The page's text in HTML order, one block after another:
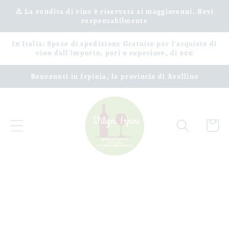
Vai
direttamente
⚠️ La vendita di vino è riservata ai maggiorenni. Bevi
responsabilmente
In Italia: Spese di spedizione Gratuite per l'acquisto di
vino dall'importo, pari o superiore, di 90€
Benvenuti in Irpinia, la provincia di Avellino
Carrello